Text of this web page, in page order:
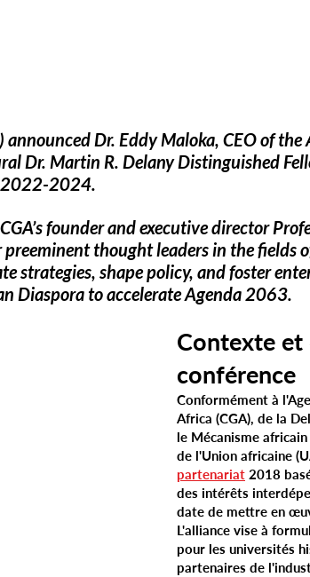
Dr. Eddy Maloka, CEO of the
Dr. Martin R. Delany Distinguished
2022-2024.
founder and executive director
thought leaders in the fields
strategies, shape policy, and foster
Diaspora to accelerate Agenda 2063.
Contexte
conférence
Conformément à
Africa (CGA), de la
le Mécanisme
de l'Union africaine
partenariat 2018
des intérêts
date de mettre en
L'alliance vise à
pour les universités
partenaires de